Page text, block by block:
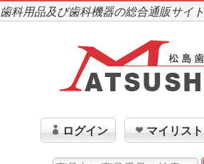
歯科用品及び歯科機器の総合通販サイト
ログイン マイリスト